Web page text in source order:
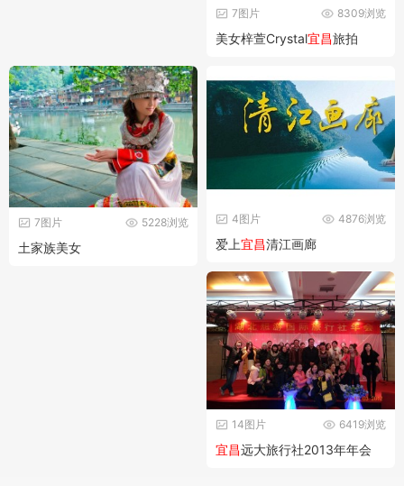
8309浏览
7图片
美女梓萱Crystal宜昌旅拍
5228浏览
7图片
土家族美女
4876浏览
4图片
爱上宜昌清江画廊
6419浏览
14图片
宜昌远大旅行社2013年年会